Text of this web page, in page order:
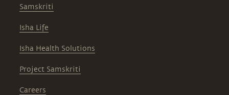
Samskriti
Isha Life
Isha Health Solutions
Project Samskriti
Careers